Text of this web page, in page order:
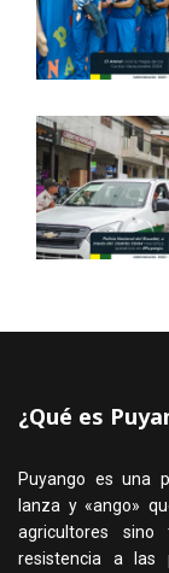
¿Qué es
Puyango es una
lanza y «ango»
agricultores
resistencia a las